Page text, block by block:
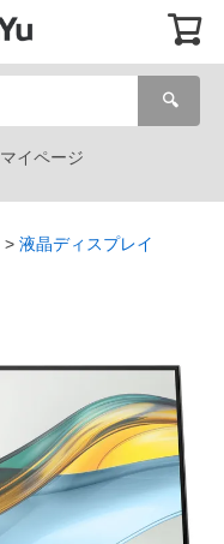
🔍
マイページ
液晶ディスプレイ